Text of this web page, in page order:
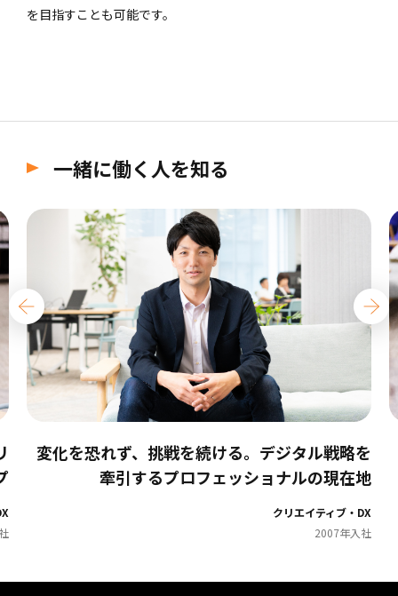
を目指すことも可能です。
一緒に働く人を知る
変化を恐れず、挑戦を続ける。デジタル戦略を
牽引するプロフェッショナルの現在地
クリエイティブ・DX
2007年入社